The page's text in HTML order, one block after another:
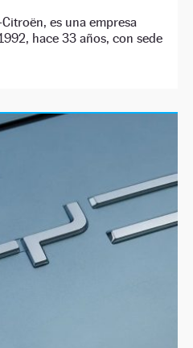
es una empresa
hace 33 años, con sede